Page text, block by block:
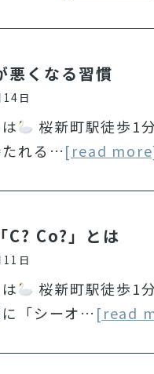
悪くなる習慣
日
桜新町駅徒歩1
たれる…[read
C? Co?」とは
日
桜新町駅徒歩1
「シーオ… [read